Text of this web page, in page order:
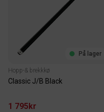
På lager
Hopp-& brekkkø
Classic J/B Black
1 795kr